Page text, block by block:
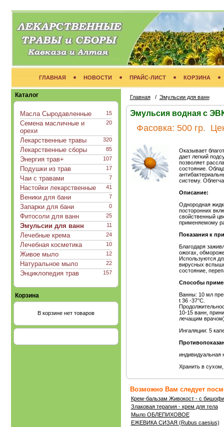
ГЛАВНАЯ НОВОСТИ ПРАЙС-ЛИСТ КОРЗИНА
Каталог
15
Масла Сыродавленные
20
Семена масличные и
орехи
320
Лекарственные травы
85
Лекарственные сборы
107
Энергия трав+
17
Подушки из трав
7
Чаи с травами
41
Настойки лекарственные
7
Веники для бани
0
Запарки для бани
25
Фитосоли для ванн
11
Эмульсии для ванн
24
Лечебные крема
10
Лечебная косметика
12
Живое мыло
22
Натуральное мыло
157
Энциклопедия трав
Корзина
В корзине нет товаров
Главная/ Эмульсии для ванн
Эмульсия водная с
Фасовка: 500 гр.
Оказывает
дает легкий
позволяет
состояние.
систему.
Описание:
Однородная
посторонних
свойственный
применяемому
Показания к
Благодаря
ожогах,
Используются
вирусных
состояние,
Способы
Ванны: 10 мл
t 36 -37°С.
10-15 ванн,
лечащим
Ингаляции: 5
индивидуальная
Хранить в
Возможно Вам следует
Крем-бальзам Живокост - с
Злаковая терапия - крем для тела
Мыло ОБЛЕПИХОВОЕ
ЕЖЕВИКА СИЗАЯ (Rubus caesius)